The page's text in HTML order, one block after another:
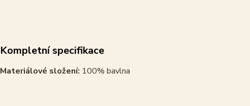
Kompletní specifikace
Materiálové složení: 100% bavlna